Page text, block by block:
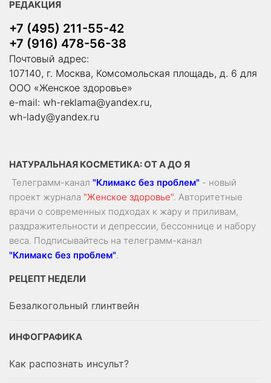
РЕДАКЦИЯ
+7 (495) 211-55-42
+7 (916) 478-56-38
Почтовый адрес:
107140, г. Москва, Комсомольская площадь, д. 6 для
ООО «Женское здоровье»
e-mail: wh-reklama@yandex.ru,
wh-lady@yandex.ru
НАТУРАЛЬНАЯ КОСМЕТИКА: ОТ А ДО Я
Телеграмм-канал "Климакс без проблем" - новый
проект журнала "Женское здоровье". Авторитетные
врачи о современных подходах к жару и приливам,
раздражительности и депрессии, бессоннице и набору
веса. Подписывайтесь на телеграмм-канал
"Климакс без проблем".
РЕЦЕПТ НЕДЕЛИ
Безалкогольный глинтвейн
ИНФОГРАФИКА
Как распознать инсульт?